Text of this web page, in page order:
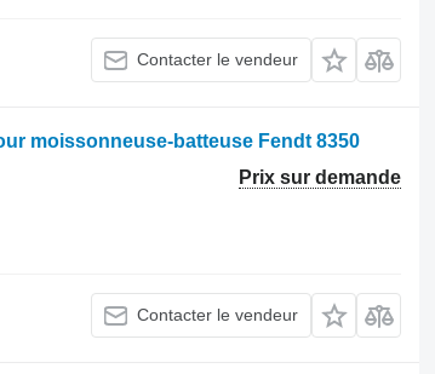
Contacter le vendeur
moissonneuse-batteuse Fendt 8350
Prix sur demande
Contacter le vendeur